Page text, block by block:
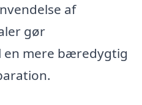
af
gør
mere bæredygtig